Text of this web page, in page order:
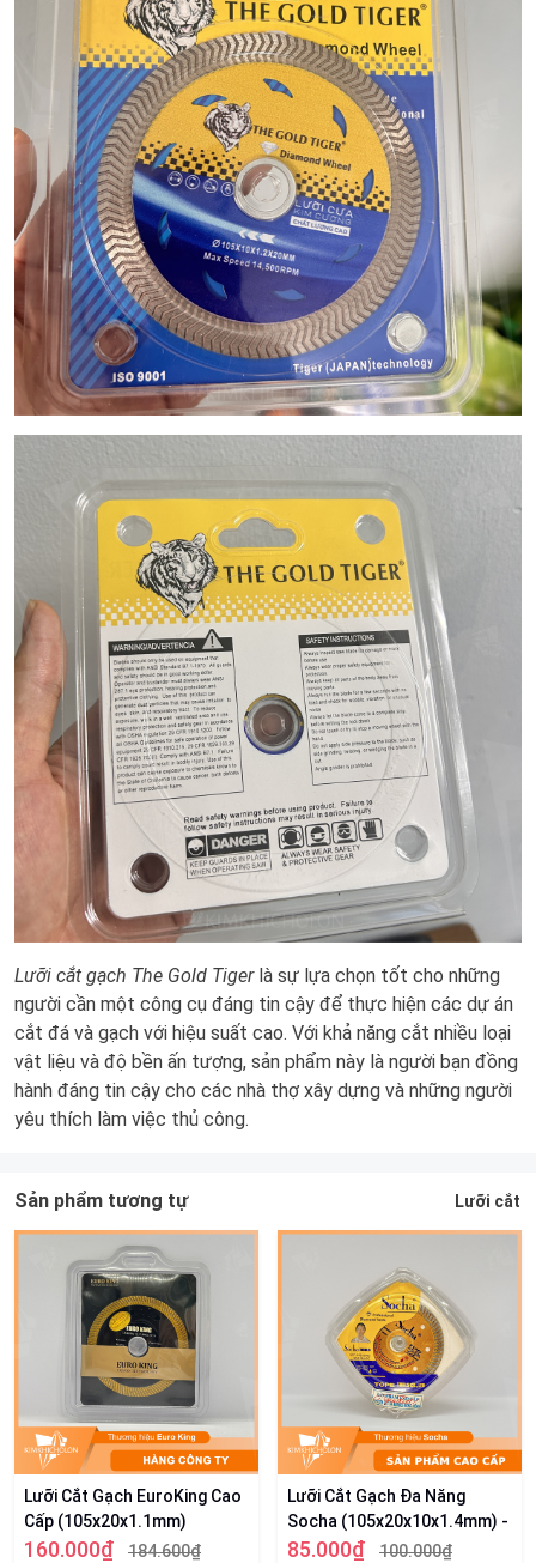
Lưỡi cắt gạch The Gold Tigerlà sự lựa chọn tốt cho những
người cần một công cụ đáng tin cậy để thực hiện các dự án
cắt đá và gạch với hiệu suất cao. Với khả năng cắt nhiều loại
vật liệu và độ bền ấn tượng, sản phẩm này là người bạn đồng
hành đáng tin cậy cho các nhà thợ xây dựng và những người
yêu thích làm việc thủ công.
Sản phẩm tương tự Lưỡi cắt
Lưỡi Cắt Gạch EuroKing Cao
Cấp (105x20x1.1mm)
160.000₫ 184.600₫
Lưỡi Cắt Gạch Đa Năng
Socha (105x20x10x1.4mm) -
Chính Hãng
85.000₫ 100.000₫